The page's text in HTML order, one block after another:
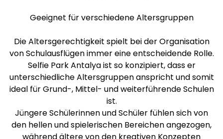
Geeignet für verschiedene Altersgruppen
Die Altersgerechtigkeit spielt bei der Organisation
von Schulausflügen immer eine entscheidende Rolle.
Selfie Park Antalya ist so konzipiert, dass er
unterschiedliche Altersgruppen anspricht und somit
ideal für Grund-, Mittel- und weiterführende Schulen
ist.
Jüngere Schülerinnen und Schüler fühlen sich von
den hellen und spielerischen Bereichen angezogen,